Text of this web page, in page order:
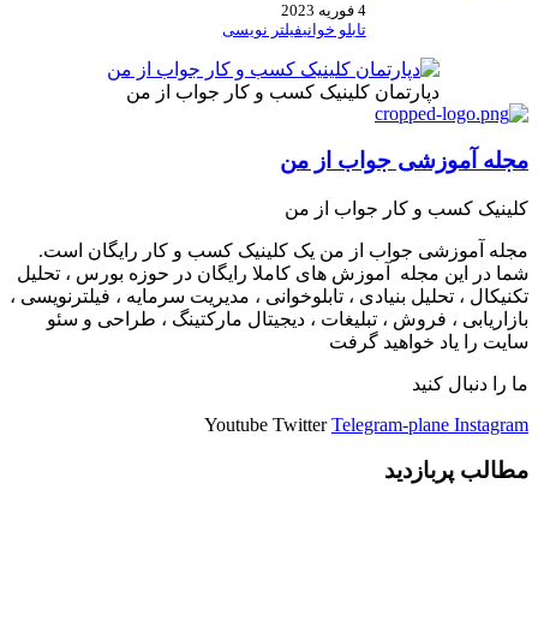
4 فوریه 2023
تابلو خوانیفیلتر نویسی
دپارتمان کلینیک کسب و کار جواب از من
مجله آموزشی جواب از من
کلینیک کسب و کار جواب از من
مجله آموزشی جواب از من یک کلینیک کسب و کار رایگان است.
شما در این مجله آموزش های کاملا رایگان در حوزه بورس ، تحلیل
تکنیکال ، تحلیل بنیادی ، تابلوخوانی ، مدیریت سرمایه ، فیلترنویسی ،
بازاریابی ، فروش ، تبلیغات ، دیجیتال مارکتینگ ، طراحی و سئو
سایت را یاد خواهید گرفت
ما را دنبال کنید
Youtube Twitter Telegram-plane Instagram
مطالب پربازدید